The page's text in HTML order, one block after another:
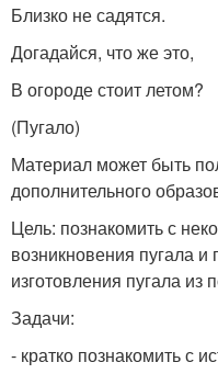
Близко не садятся.
Догадайся, что же это,
В огороде стоит летом?
(Пугало)
Материал может быть
дополнительного
Цель: познакомить с
возникновения пугала и
изготовления пугала
Задачи:
- кратко познакомить с